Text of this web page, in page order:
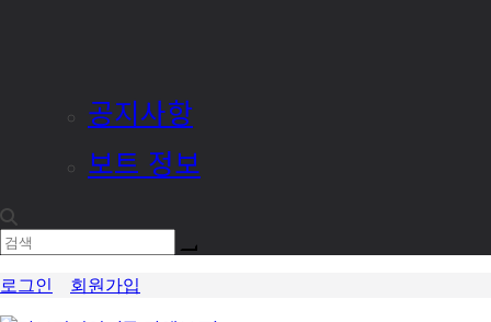
공지사항
보트 정보
로그인 회원가입